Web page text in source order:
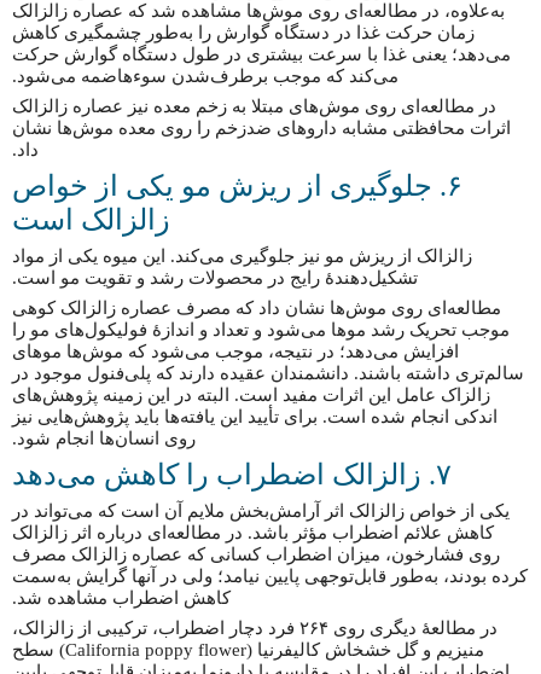
به‌علاوه، در مطالعه‌ای روی موش‌ها مشاهده شد که عصاره زالزالک
زمان حرکت غذا در دستگاه گوارش را به‌طور چشمگیری کاهش
می‌دهد؛ یعنی غذا با سرعت بیشتری در طول دستگاه گوارش حرکت
می‌کند که موجب برطرف‌شدن سوءهاضمه می‌شود.
در مطالعه‌ای روی موش‌های مبتلا به زخم معده نیز عصاره زالزالک
اثرات محافظتی مشابه داروهای ضدزخم را روی معده موش‌ها نشان
داد.
۶. جلوگیری از ریزش مو یکی از خواص
زالزالک است
زالزالک از ریزش مو نیز جلوگیری می‌کند. این میوه یکی از مواد
تشکیل‌دهندهٔ رایج در محصولات رشد و تقویت مو است.
مطالعه‌ای روی موش‌ها نشان داد که مصرف عصاره زالزالک کوهی
موجب تحریک رشد موها می‌شود و تعداد و اندازهٔ فولیکول‌های مو را
افزایش می‌دهد؛ در نتیجه، موجب می‌شود که موش‌ها موهای
سالم‌تری داشته باشند. دانشمندان عقیده دارند که پلی‌فنول موجود در
زالزاک عامل این اثرات مفید است. البته در این زمینه پژوهش‌های
اندکی انجام شده است. برای تأیید این یافته‌ها باید پژوهش‌هایی نیز
روی انسان‌ها انجام شود.
۷. زالزالک اضطراب را کاهش می‌دهد
یکی از خواص زالزالک اثر آرامش‌بخش ملایم آن است که می‌تواند در
کاهش علائم اضطراب مؤثر باشد. در مطالعه‌ای درباره اثر زالزالک
روی فشارخون، میزان اضطراب کسانی که عصاره زالزالک مصرف
کرده بودند، به‌طور قابل‌توجهی پایین نیامد؛ ولی در آنها گرایش به‌سمت
کاهش اضطراب مشاهده شد.
در مطالعهٔ دیگری روی ۲۶۴ فرد دچار اضطراب، ترکیبی از زالزالک،
منیزیم و گل خشخاش کالیفرنیا (California poppy flower) سطح